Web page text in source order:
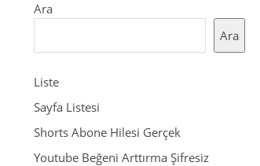
Ara
Ara
Liste
Sayfa Listesi
Shorts Abone Hilesi Gerçek
Youtube Beğeni Arttırma Şifresiz